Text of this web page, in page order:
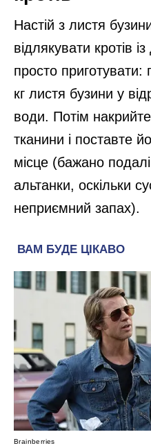
Настій з листя
відлякувати кротів
просто приготувати:
кг листя бузини у
води. Потім
тканини і поставте
місце (бажано
альтанки, оскільки
неприємний запах).